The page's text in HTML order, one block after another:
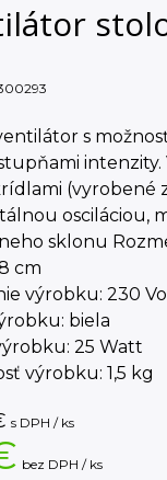
s
(vyrobené
osciláciou,
sklonu
cm
výrobku: 230
biela
25 Watt
výrobku: 1,5 kg
s DPH / ks
bez DPH / ks